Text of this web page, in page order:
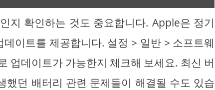
지 확인하는 것도 중요합니다. Apple은 정기
이트를 제공합니다. 설정 > 일반 > 소프트웨
업데이트가 가능한지 체크해 보세요. 최신 버
했던 배터리 관련 문제들이 해결될 수도 있습